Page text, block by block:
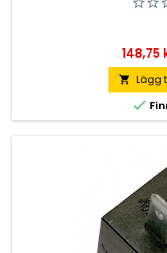
Pris
148,75
 Lägg
